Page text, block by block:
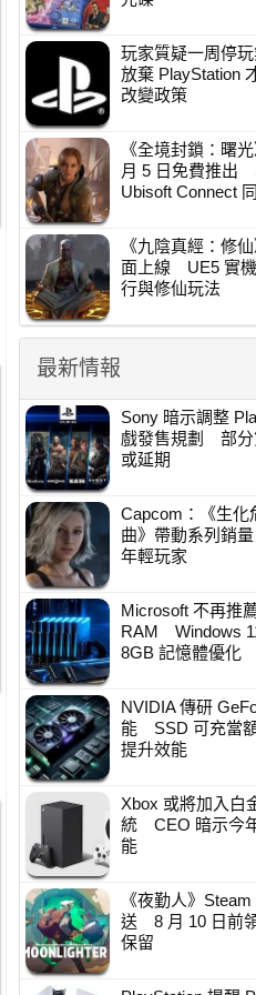
玩家質疑一周停
放棄 PlayStation
改變政策
《全境封鎖：曙
月 5 日免費推出
Ubisoft Connect
《九陰真經：修
面上線 UE5 實
行與修仙玩法
最新情報
Sony 暗示調整
戲發售規劃 部分
或延期
Capcom：《生化
曲》帶動系列銷
年輕玩家
Microsoft 不再推
RAM Windows
8GB 記憶體優化
NVIDIA 傳研
能 SSD 可充當
提升效能
Xbox 或將加入白
統 CEO 暗示今
能
《夜勤人》
送 8 月 10 日前
保留